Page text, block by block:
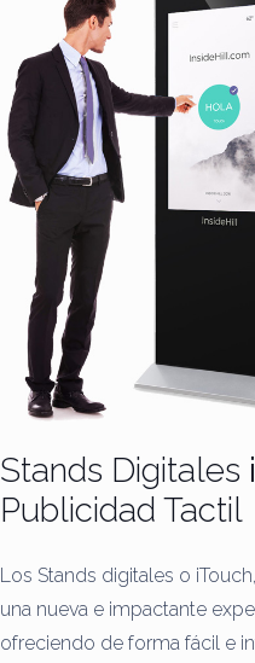
Stands Digitales
Publicidad Tactil
Los Stands digitales o
una nueva e impactante
ofreciendo de forma fácil e